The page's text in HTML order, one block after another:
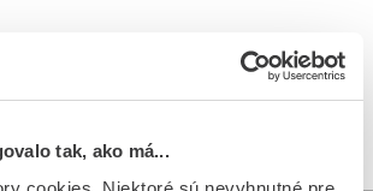
tak, ako má...
download